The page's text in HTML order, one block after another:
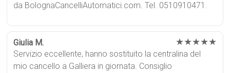
da BolognaCancelliAutomatici.com. Tel. 0510910471.
Giulia M. ★★★★★
Servizio eccellente, hanno sostituito la centralina del
mio cancello a Galliera in giornata. Consiglio